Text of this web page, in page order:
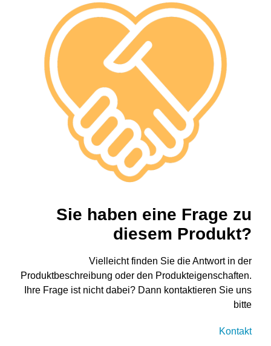
Sie haben eine Frage zu
diesem Produkt?
Vielleicht finden Sie die Antwort in der
Produktbeschreibung oder den Produkteigenschaften.
Ihre Frage ist nicht dabei? Dann kontaktieren Sie uns
bitte
Kontakt